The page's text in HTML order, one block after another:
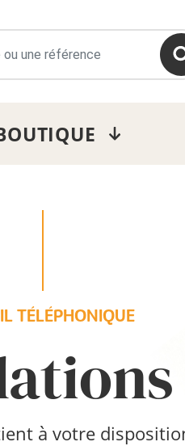
TÉLÉPHONIQUE
à votre